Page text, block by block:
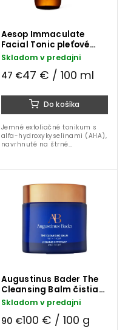
Aesop Immaculate
Facial Tonic pleťové
tonikum 100 ml
Skladom v predajni
47 €47 € / 100 ml
Do košíka
Jemné exfoliačné tonikum s
alfa-hydroxykyselinami (AHA),
navrhnuté na štrné
zjednotenie tónu pleti. Ideálne
Augustinus Bader The
Cleansing Balm čistiaci
pleťový balzám 90 g
Skladom v predajni
90 €100 € / 100 g